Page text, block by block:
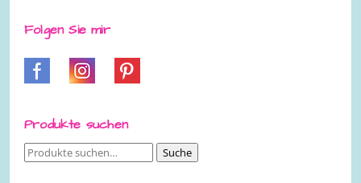
Folgen Sie mir
Produkte suchen
Suche
Suche